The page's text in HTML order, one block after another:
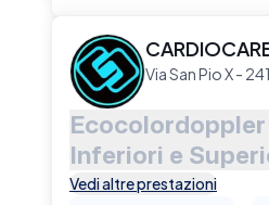
Via San Pio X -
Inferiori e
Vedi altre prestazioni